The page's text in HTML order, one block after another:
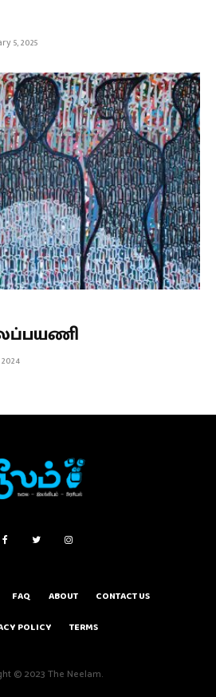
5, 2025
FAQ ABOUT CONTACT US
POLICY TERMS
© 2023 The Neelam.